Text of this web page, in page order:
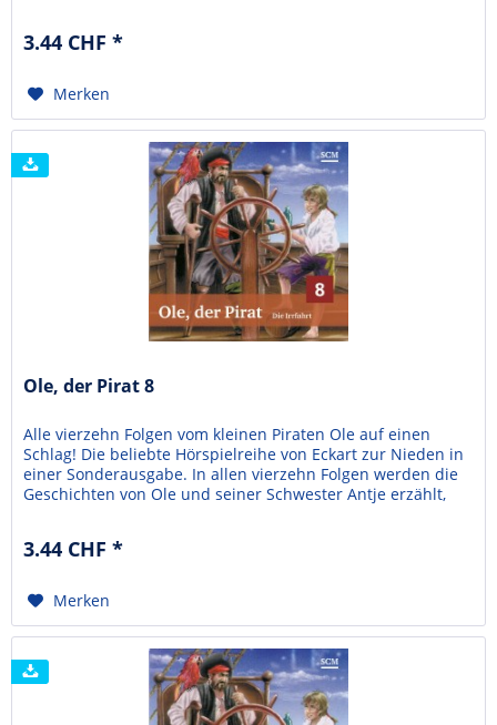
müssen ganz schön mutig sein. In...
3.44 CHF *
Merken
Ole, der Pirat 8
Alle vierzehn Folgen vom kleinen Piraten Ole auf einen
Schlag! Die beliebte Hörspielreihe von Eckart zur Nieden in
einer Sonderausgabe. In allen vierzehn Folgen werden die
Geschichten von Ole und seiner Schwester Antje erzählt,
müssen ganz schön mutig sein. In...
3.44 CHF *
Merken